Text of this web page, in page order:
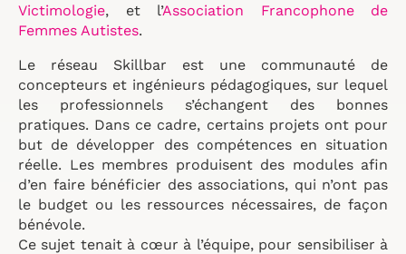
Victimologie, et l’Association Francophone de
Femmes Autistes.
Le réseau Skillbar est une communauté de
concepteurs et ingénieurs pédagogiques, sur lequel
les professionnels s’échangent des bonnes
pratiques. Dans ce cadre, certains projets ont pour
but de développer des compétences en situation
réelle. Les membres produisent des modules afin
d’en faire bénéficier des associations, qui n’ont pas
le budget ou les ressources nécessaires, de façon
bénévole.
Ce sujet tenait à cœur à l’équipe, pour sensibiliser à